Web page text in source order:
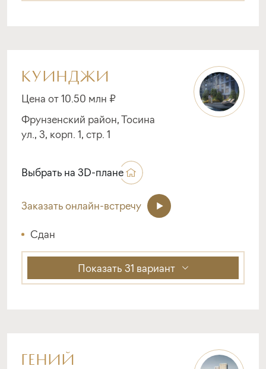
КУИНДЖИ
Цена от 10.50 млн ₽
Фрунзенский район, Тосина
ул., 3, корп. 1, стр. 1
Выбрать на 3D-плане
Заказать онлайн-встречу
Сдан
Показать 31 вариант
ГЕНИЙ